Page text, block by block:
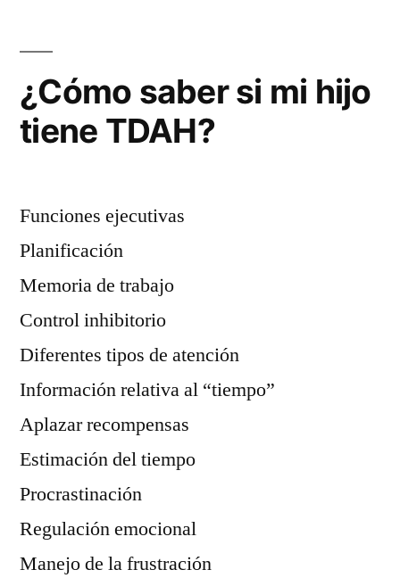
¿Cómo saber si mi hijo
tiene TDAH?
Funciones ejecutivas
Planificación
Memoria de trabajo
Control inhibitorio
Diferentes tipos de atención
Información relativa al “tiempo”
Aplazar recompensas
Estimación del tiempo
Procrastinación
Regulación emocional
Manejo de la frustración